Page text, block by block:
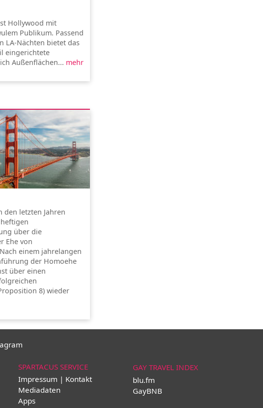
Hollywood mit
Publikum. Passend
LA-Nächten bietet das
eingerichtete
Außenflächen... mehr
den letzten Jahren
über die
Ehe von
einem jahrelangen
der Homoehe
über einen
8) wieder
SPARTACUS SERVICE
Impressum | Kontakt
Mediadaten
Apps
GAY TRAVEL INDEX
blu.fm
GayBNB